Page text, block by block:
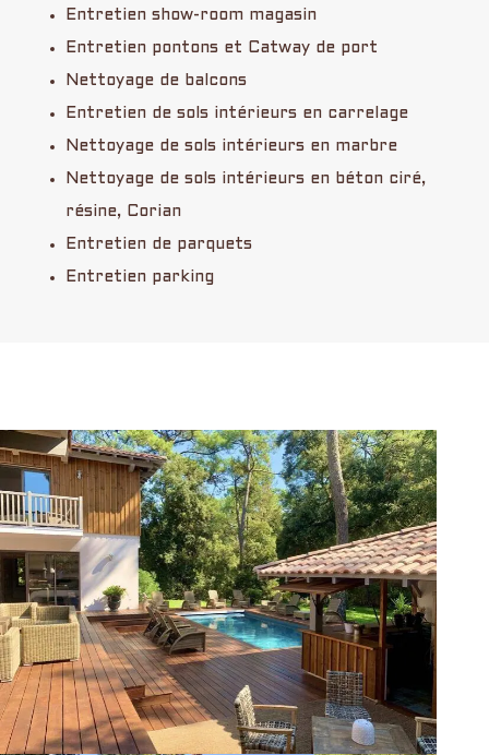
Entretien show-room magasin
Entretien pontons et Catway de port
Nettoyage de balcons
Entretien de sols intérieurs en carrelage
Nettoyage de sols intérieurs en marbre
Nettoyage de sols intérieurs en béton ciré,
résine, Corian
Entretien de parquets
Entretien parking